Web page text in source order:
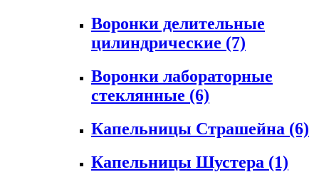
Воронки делительные
цилиндрические (7)
Воронки лабораторные
стеклянные (6)
Капельницы Страшейна (6)
Капельницы Шустера (1)